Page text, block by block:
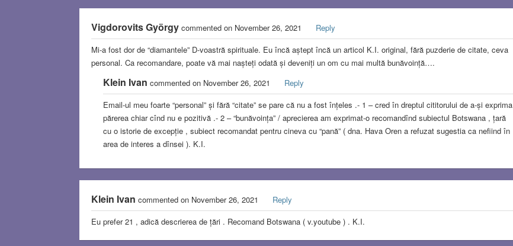
Vigdorovits György commented on November 26, 2021
Reply
Mi-a fost dor de “diamantele” D-voastră spirituale. Eu încă aștept încă un articol K.I. original, fără puzderie de citate, ceva
personal. Ca recomandare, poate vă mai nașteți odată și deveniți un om cu mai multă bunăvoință….
Klein Ivan commented on November 26, 2021
Reply
Email-ul meu foarte “personal” și fără “citate” se pare că nu a fost înțeles .- 1 – cred în dreptul cititorului de a-și exprima
părerea chiar cînd nu e pozitivă .- 2 – “bunăvoința” / aprecierea am exprimat-o recomandînd subiectul Botswana , țară
cu o istorie de excepție , subiect recomandat pentru cineva cu “pană” ( dna. Hava Oren a refuzat sugestia ca nefiind în
area de interes a dînsei ). K.I.
Klein Ivan commented on November 26, 2021
Reply
Eu prefer 21 , adică descrierea de țări . Recomand Botswana ( v.youtube ) . K.I.